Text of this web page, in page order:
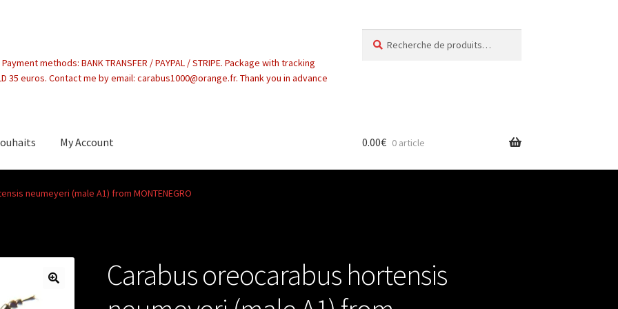
methods: BANK TRANSFER / PAYPAL / STRIPE. Package with tracking
35 euros. Contact me by email: carabus1000@orange.fr. Thank you in advance
pour :
My Account 0.00€ 0 article
neumeyeri (male A1) from MONTENEGRO
Carabus oreocarabus hortensis